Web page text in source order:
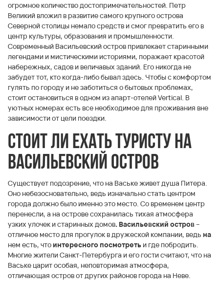
огромное количество достопримечательностей. Петр
Великий вложил в развитие самого крупного острова
Северной столицы немало средств и смог превратить его в
центр культуры, образования и промышленности.
Современный Васильевский остров привлекает старинными
легендами и мистическими историями, поражает красотой
набережных, садов и величавых зданий. Его никогда не
забудет тот, кто когда-либо бывал здесь. Чтобы с комфортом
гулять по городу и не заботиться о бытовых проблемах,
стоит остановиться в одном из апарт-отелей Vertical. В
уютных номерах есть все необходимое для проживания вне
зависимости от цели поездки.
Стоит ли ехать туристу на
Васильевский остров
Существует подозрение, что на Ваське живет душа Питера.
Оно небезосновательно, ведь изначально стать центром
города должно было именно это место. Со временем центр
перенесли, а на острове сохранилась тихая атмосфера
узких улочек и старинных домов. Васильевский остров –
отличное место для прогулок в дружеской компании, ведь на
нем есть, что интересного посмотреть и где побродить.
Многие жители Санкт-Петербурга и его гости считают, что на
Ваське царит особая, неповторимая атмосфера,
отличающая остров от других районов города на Неве.